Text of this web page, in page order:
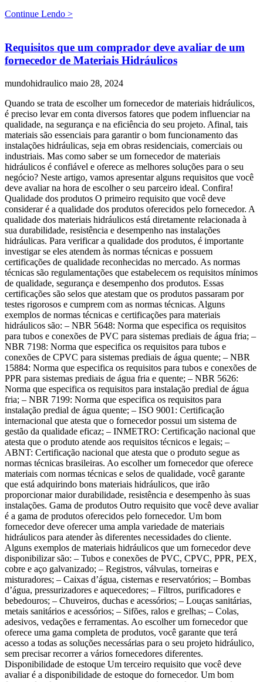
Continue Lendo >
Requisitos que um comprador deve avaliar de um
fornecedor de Materiais Hidráulicos
mundohidraulico maio 28, 2024
Quando se trata de escolher um fornecedor de materiais hidráulicos,
é preciso levar em conta diversos fatores que podem influenciar na
qualidade, na segurança e na eficiência do seu projeto. Afinal, tais
materiais são essenciais para garantir o bom funcionamento das
instalações hidráulicas, seja em obras residenciais, comerciais ou
industriais. Mas como saber se um fornecedor de materiais
hidráulicos é confiável e oferece as melhores soluções para o seu
negócio? Neste artigo, vamos apresentar alguns requisitos que você
deve avaliar na hora de escolher o seu parceiro ideal. Confira!
Qualidade dos produtos O primeiro requisito que você deve
considerar é a qualidade dos produtos oferecidos pelo fornecedor. A
qualidade dos materiais hidráulicos está diretamente relacionada à
sua durabilidade, resistência e desempenho nas instalações
hidráulicas. Para verificar a qualidade dos produtos, é importante
investigar se eles atendem às normas técnicas e possuem
certificações de qualidade reconhecidas no mercado. As normas
técnicas são regulamentações que estabelecem os requisitos mínimos
de qualidade, segurança e desempenho dos produtos. Essas
certificações são selos que atestam que os produtos passaram por
testes rigorosos e cumprem com as normas técnicas. Alguns
exemplos de normas técnicas e certificações para materiais
hidráulicos são: – NBR 5648: Norma que especifica os requisitos
para tubos e conexões de PVC para sistemas prediais de água fria; –
NBR 7198: Norma que especifica os requisitos para tubos e
conexões de CPVC para sistemas prediais de água quente; – NBR
15884: Norma que especifica os requisitos para tubos e conexões de
PPR para sistemas prediais de água fria e quente; – NBR 5626:
Norma que especifica os requisitos para instalação predial de água
fria; – NBR 7199: Norma que especifica os requisitos para
instalação predial de água quente; – ISO 9001: Certificação
internacional que atesta que o fornecedor possui um sistema de
gestão da qualidade eficaz; – INMETRO: Certificação nacional que
atesta que o produto atende aos requisitos técnicos e legais; –
ABNT: Certificação nacional que atesta que o produto segue as
normas técnicas brasileiras. Ao escolher um fornecedor que oferece
materiais com normas técnicas e selos de qualidade, você garante
que está adquirindo bons materiais hidráulicos, que irão
proporcionar maior durabilidade, resistência e desempenho às suas
instalações. Gama de produtos Outro requisito que você deve avaliar
é a gama de produtos oferecidos pelo fornecedor. Um bom
fornecedor deve oferecer uma ampla variedade de materiais
hidráulicos para atender às diferentes necessidades do cliente.
Alguns exemplos de materiais hidráulicos que um fornecedor deve
disponibilizar são: – Tubos e conexões de PVC, CPVC, PPR, PEX,
cobre e aço galvanizado; – Registros, válvulas, torneiras e
misturadores; – Caixas d’água, cisternas e reservatórios; – Bombas
d’água, pressurizadores e aquecedores; – Filtros, purificadores e
bebedouros; – Chuveiros, duchas e acessórios; – Louças sanitárias,
metais sanitários e acessórios; – Sifões, ralos e grelhas; – Colas,
adesivos, vedações e ferramentas. Ao escolher um fornecedor que
oferece uma gama completa de produtos, você garante que terá
acesso a todas as soluções necessárias para o seu projeto hidráulico,
sem precisar recorrer a vários fornecedores diferentes.
Disponibilidade de estoque Um terceiro requisito que você deve
avaliar é a disponibilidade de estoque do fornecedor. Um bom